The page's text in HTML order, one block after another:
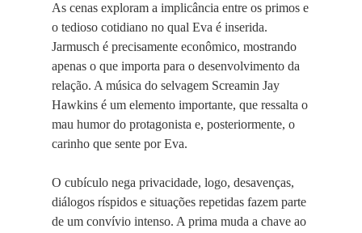
As cenas exploram a implicância entre os primos e
o tedioso cotidiano no qual Eva é inserida.
Jarmusch é precisamente econômico, mostrando
apenas o que importa para o desenvolvimento da
relação. A música do selvagem Screamin Jay
Hawkins é um elemento importante, que ressalta o
mau humor do protagonista e, posteriormente, o
carinho que sente por Eva.
O cubículo nega privacidade, logo, desavenças,
diálogos ríspidos e situações repetidas fazem parte
de um convívio intenso. A prima muda a chave ao